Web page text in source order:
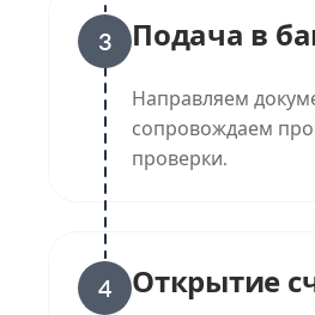
3 Подача в
Направляем
сопровождаем
проверки.
4 Открытие